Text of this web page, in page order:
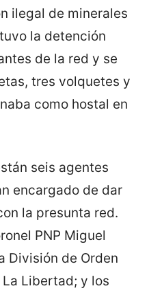
ilegal de minerales
la detención
de la red y se
tres volquetes y
como hostal en
seis agentes
encargado de dar
la presunta red.
PNP Miguel
División de Orden
Libertad; y los